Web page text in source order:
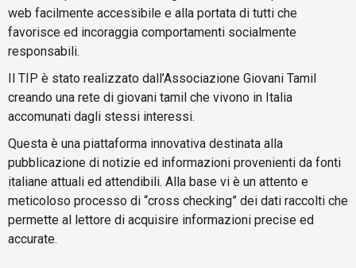
web facilmente accessibile e alla portata di tutti che
favorisce ed incoraggia comportamenti socialmente
responsabili.
Il TIP è stato realizzato dall’Associazione Giovani Tamil
creando una rete di giovani tamil che vivono in Italia
accomunati dagli stessi interessi.
Questa è una piattaforma innovativa destinata alla
pubblicazione di notizie ed informazioni provenienti da fonti
italiane attuali ed attendibili. Alla base vi è un attento e
meticoloso processo di “cross checking” dei dati raccolti che
permette al lettore di acquisire informazioni precise ed
accurate.